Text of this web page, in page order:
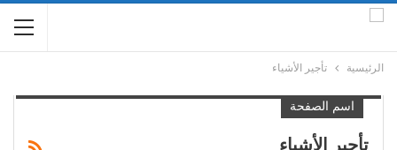
الرئيسية تأجير الأشياء
اسم الصفحة
تأجير الأشياء